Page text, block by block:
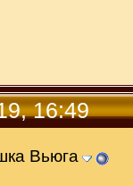
16:49
Вьюга